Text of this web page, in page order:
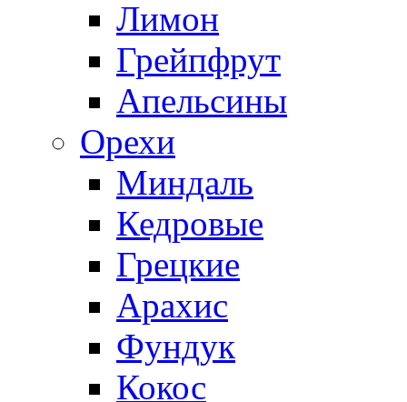
Лимон
Грейпфрут
Апельсины
Орехи
Миндаль
Кедровые
Грецкие
Арахис
Фундук
Кокос